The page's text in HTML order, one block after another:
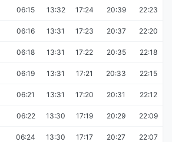
06:15 13:32 17:24 20:39 22:23
06:16 13:31 17:23 20:37 22:20
06:18 13:31 17:22 20:35 22:18
06:19 13:31 17:21 20:33 22:15
06:21 13:31 17:20 20:31 22:12
06:22 13:30 17:19 20:29 22:09
06:24 13:30 17:17 20:27 22:07